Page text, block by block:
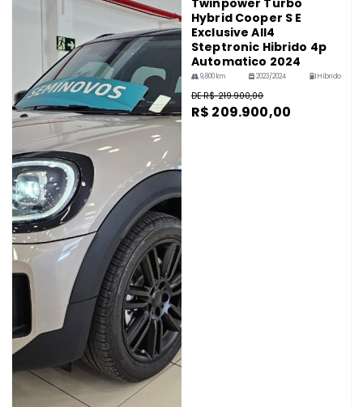
Twinpower Turbo
Hybrid Cooper S E
Exclusive All4
Steptronic Hibrido 4p
Automatico 2024
9,800 km 2023/2024 Híbrido
DE R$ 219.900,00
R$ 209.900,00